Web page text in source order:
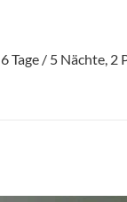
6 Tage / 5 Nächte,